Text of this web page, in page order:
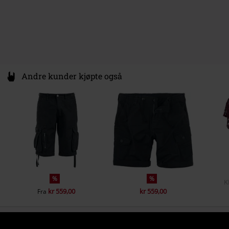
Andre kunder kjøpte også
%
Fra kr 559,00
%
kr 559,00